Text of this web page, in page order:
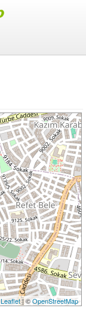
Leaflet| ©OpenStreetMap